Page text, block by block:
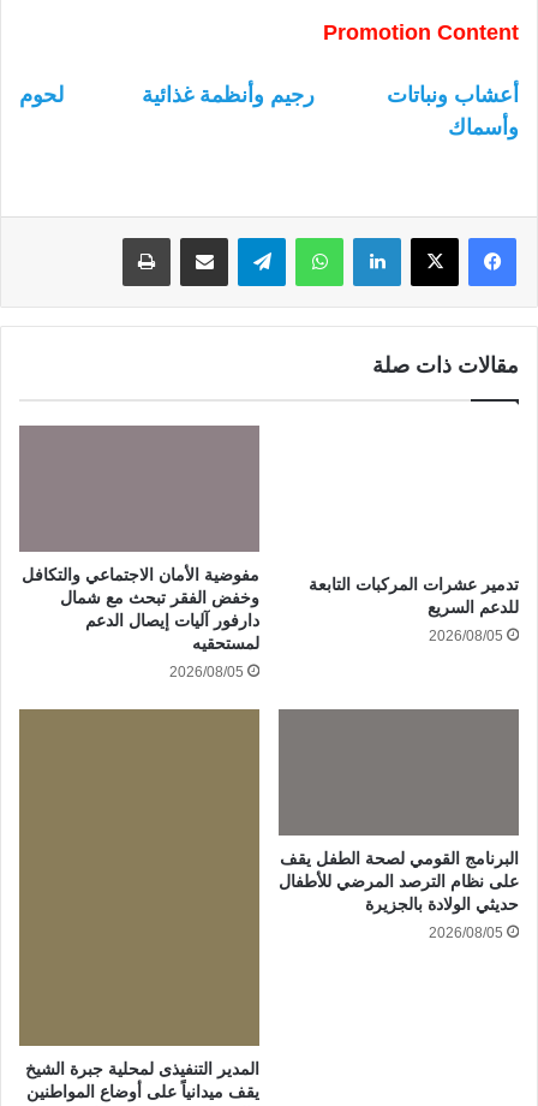
Promotion Content
أعشاب ونباتات رجيم وأنظمة غذائية
لحوم
وأسماك
لينكدإن واتساب
مقالات ذات صلة
تدمير عشرات المركبات التابعة
للدعم السريع
2026/08/05
مفوضية الأمان الاجتماعي والتكافل
وخفض الفقر تبحث مع شمال
دارفور آليات إيصال الدعم
لمستحقيه
2026/08/05
البرنامج القومي لصحة الطفل يقف
على نظام الترصد المرضي للأطفال
حديثي الولادة بالجزيرة
2026/08/05
المدير التنفيذى لمحلية جبرة الشيخ
يقف ميدانياً على أوضاع المواطنين